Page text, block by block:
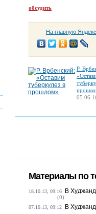
обсудить
На главную
Р.
05.06
Материалы по
18.10.13, 09:16 В
(0)
07.10.13, 09:12 В